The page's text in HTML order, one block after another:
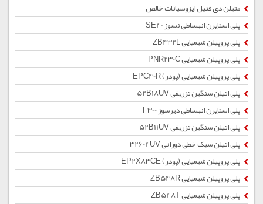
متیلن دی فنیل ایزوسیانات خالص
پلی استایرن انبساطی نسوز SE40
پلی پروپیلن شیمیایی ZB432L
پلی پروپیلن شیمیایی PNR230C
پلی پروپیلن شیمیایی (پودر) EPC40R
پلی اتیلن سنگین تزریقی 52B18UV
پلی استایرن انبساطی دیرسوز F300
پلی اتیلن سنگین تزریقی 52B11UV
پلی اتیلن سبک خطی دورانی 32604UV
پلی پروپیلن شیمیایی (پودر) EP2X83CE
پلی پروپیلن شیمیایی ZB548R
پلی پروپیلن شیمیایی ZB548T